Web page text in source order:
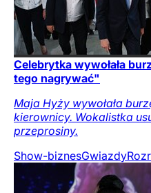
Celebrytka wywołała
tego nagrywać"
Maja Hyży wywołała
kierownicy. Wokalistka
przeprosiny.
Show-biznesGwiazdy